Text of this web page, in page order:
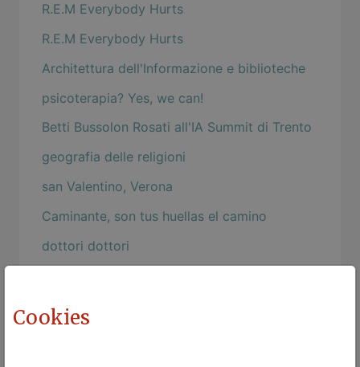
R.E.M Everybody Hurts
R.E.M Everybody Hurts
Architettura dell'Informazione e biblioteche
psicoterapia? Yes, we can!
Betti Bussolon Rosati all'IA Summit di Trento
geografia delle religioni
san Valentino, Verona
Caminante, son tus huellas el camino
dottori dottori
Ma quando due persone ...
Cookies